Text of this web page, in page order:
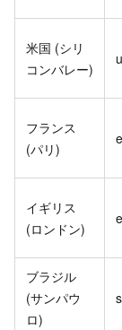
米国 (シリ
コンバレー)
フランス
(パリ)
イギリス
(ロンドン)
ブラジル
(サンパウ
ロ)